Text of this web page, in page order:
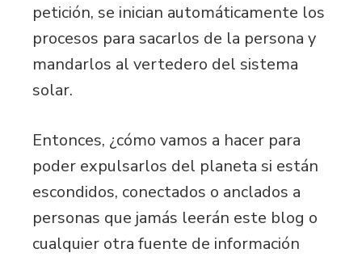
petición, se inician automáticamente los
procesos para sacarlos de la persona y
mandarlos al vertedero del sistema
solar.
Entonces, ¿cómo vamos a hacer para
poder expulsarlos del planeta si están
escondidos, conectados o anclados a
personas que jamás leerán este blog o
cualquier otra fuente de información